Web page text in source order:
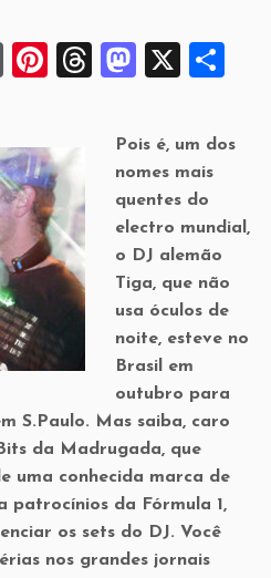
W
P
re
ss
Pi
es
t
T
M
st
o
d
o
n
X
Pois é, um dos
nomes mais
quentes do
electro mundial,
o DJ alemão
Tiga, que não
usa óculos de
noite, esteve no
Brasil em
outubro para
S.Paulo. Mas saiba, caro
da Madrugada, que
uma conhecida marca de
patrocínios da Fórmula 1,
os sets do DJ. Você
nos grandes jornais